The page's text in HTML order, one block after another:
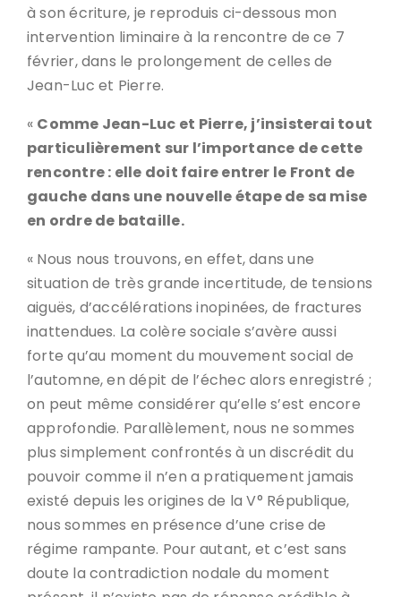
à son écriture, je reproduis ci-dessous mon
intervention liminaire à la rencontre de ce 7
février, dans le prolongement de celles de
Jean-Luc et Pierre.
« Comme Jean-Luc et Pierre, j’insisterai tout
particulièrement sur l’importance de cette
rencontre : elle doit faire entrer le Front de
gauche dans une nouvelle étape de sa mise
en ordre de bataille.
« Nous nous trouvons, en effet, dans une
situation de très grande incertitude, de tensions
aiguës, d’accélérations inopinées, de fractures
inattendues. La colère sociale s’avère aussi
forte qu’au moment du mouvement social de
l’automne, en dépit de l’échec alors enregistré ;
on peut même considérer qu’elle s’est encore
approfondie. Parallèlement, nous ne sommes
plus simplement confrontés à un discrédit du
pouvoir comme il n’en a pratiquement jamais
existé depuis les origines de la V° République,
nous sommes en présence d’une crise de
régime rampante. Pour autant, et c’est sans
doute la contradiction nodale du moment